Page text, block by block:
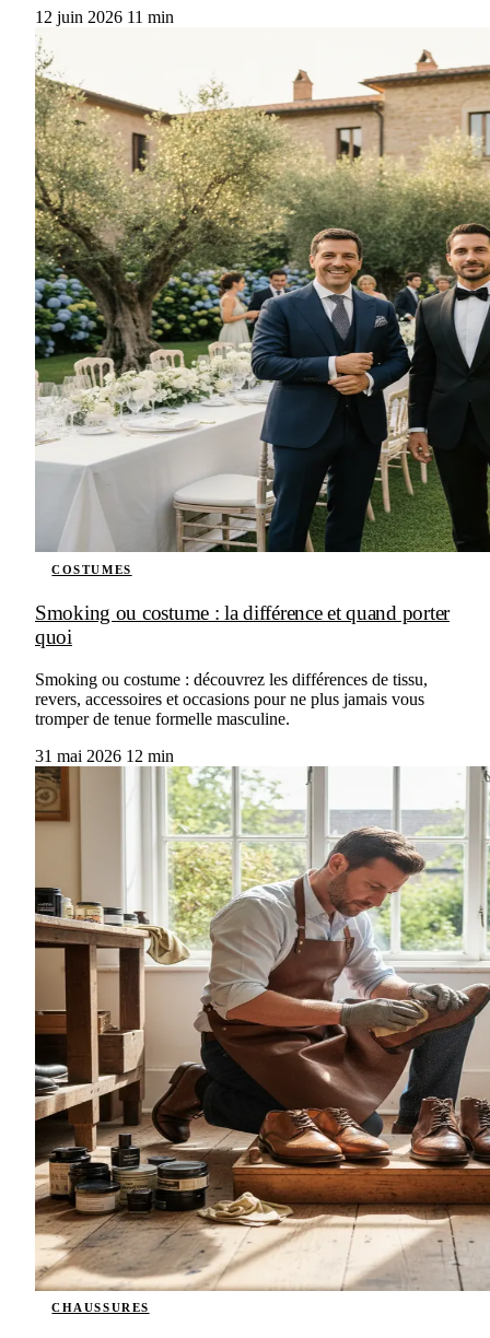
12 juin 2026 11 min
COSTUMES
Smoking ou costume : la différence et quand porter
quoi
Smoking ou costume : découvrez les différences de tissu,
revers, accessoires et occasions pour ne plus jamais vous
tromper de tenue formelle masculine.
31 mai 2026 12 min
CHAUSSURES